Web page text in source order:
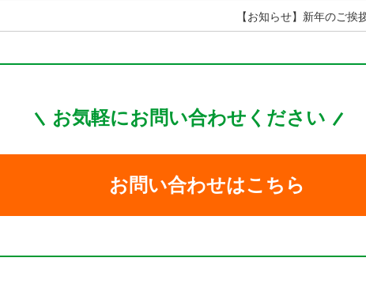
【お知らせ】新年のご挨
お気軽にお問い合わせください
お問い合わせはこちら